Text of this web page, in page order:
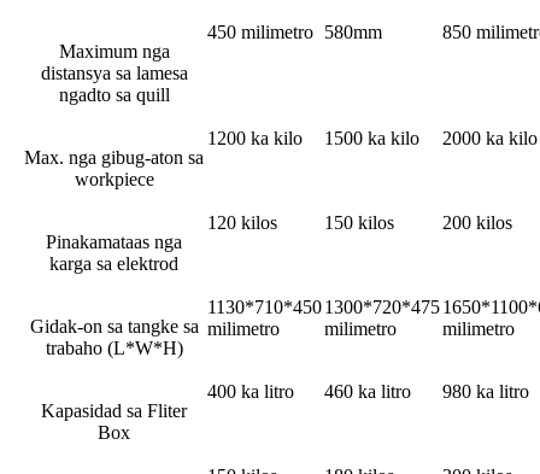
Maximum nga
distansya sa lamesa
ngadto sa quill
450 milimetro 580mm 850
Max. nga gibug-aton sa
workpiece
1200 ka kilo 1500 ka kilo 2000 ka kilo
Pinakamataas nga
karga sa elektrod
120 kilos 150 kilos 200 kilos
Gidak-on sa tangke sa
trabaho (L*W*H)
1130*710*450
milimetro
1300*720*475
milimetro
milimetro
Kapasidad sa Fliter
Box
400 ka litro 460 ka litro 980 ka litro